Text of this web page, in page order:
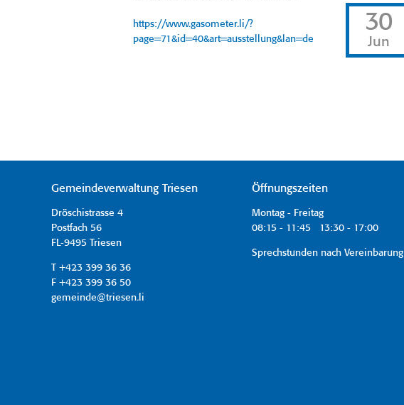
https://www.gasometer.li/?
page=71&id=40&art=ausstellung&lan=de
30
Jun
Gemeindeverwaltung Triesen
Dröschistrasse 4
Postfach 56
FL-9495 Triesen
T +423 399 36 36
F +423 399 36 50
gemeinde@triesen.li
Öffnungszeiten
Montag - Freitag
08:15 - 11:45 13:30 - 17:00
Sprechstunden nach Vereinbarung